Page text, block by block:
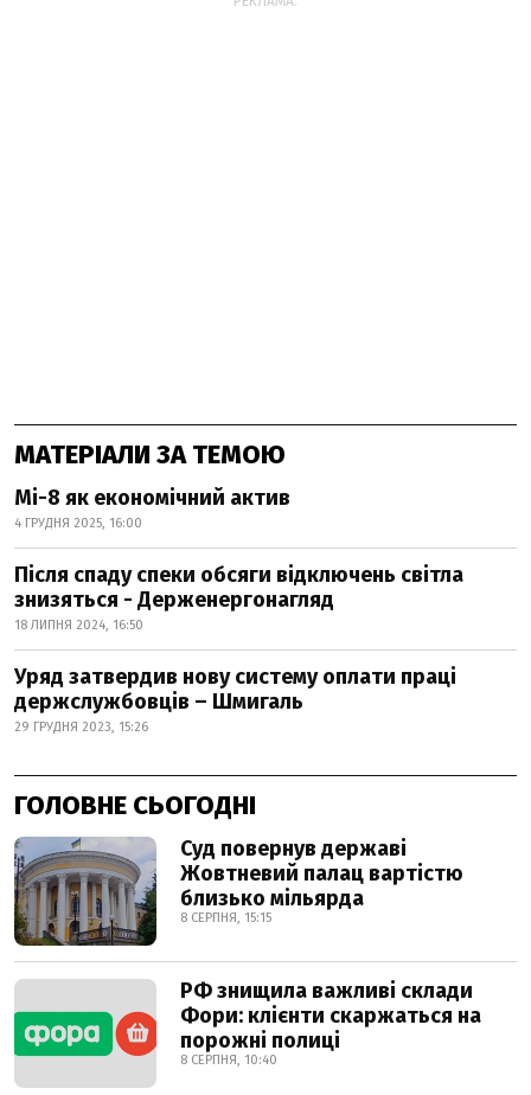
МАТЕРІАЛИ ЗА ТЕМОЮ
Мі-8 як економічний актив
4 ГРУДНЯ 2025, 16:00
Після спаду спеки обсяги відключень світла
знизяться - Держенергонагляд
18 ЛИПНЯ 2024, 16:50
Уряд затвердив нову систему оплати праці
держслужбовців – Шмигаль
29 ГРУДНЯ 2023, 15:26
ГОЛОВНЕ СЬОГОДНІ
Суд повернув державі
Жовтневий палац вартістю
близько мільярда
8 СЕРПНЯ, 15:15
РФ знищила важливі склади
Фори: клієнти скаржаться на
порожні полиці
8 СЕРПНЯ, 10:40